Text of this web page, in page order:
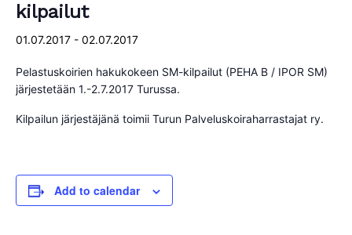
kilpailut
01.07.2017 - 02.07.2017
Pelastuskoirien hakukokeen SM-kilpailut (PEHA B / IPOR SM)
järjestetään 1.-2.7.2017 Turussa.
Kilpailun järjestäjänä toimii Turun Palveluskoiraharrastajat ry.
Add to calendar